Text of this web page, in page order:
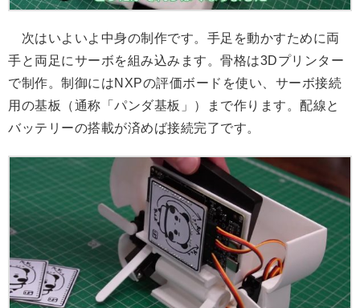
次はいよいよ中身の制作です。手足を動かすために両
手と両足にサーボを組み込みます。骨格は3Dプリンター
で制作。制御にはNXPの評価ボードを使い、サーボ接続
用の基板（通称「パンダ基板」）まで作ります。配線と
バッテリーの搭載が済めば接続完了です。